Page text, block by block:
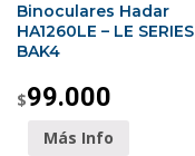
Binoculares Hadar
HA1260LE – LE SERIES
BAK4
$99.000
Más Info